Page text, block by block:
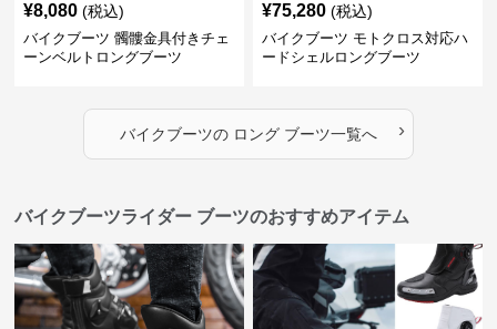
¥8,080 (税込)
バイクブーツ 髑髏金具付きチェ
ーンベルトロングブーツ
¥75,280 (税込)
バイクブーツ モトクロス対応ハ
ードシェルロングブーツ
バイクブーツのロング ブーツ一覧へ ›
バイクブーツライダー ブーツのおすすめアイテム